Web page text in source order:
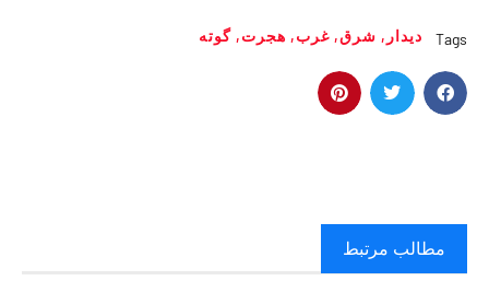
Tags دیدار , شرق, غرب, هجرت, گوته
مطالب مرتبط